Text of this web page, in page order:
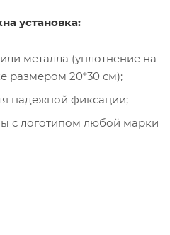
установка:
металла (уплотнение на
размером 20*30 см);
надежной фиксации;
с логотипом любой марки